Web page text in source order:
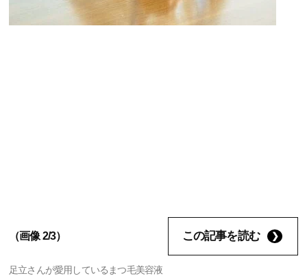
（画像 2/3） この記事を読む
足立さんが愛用しているまつ毛美容液